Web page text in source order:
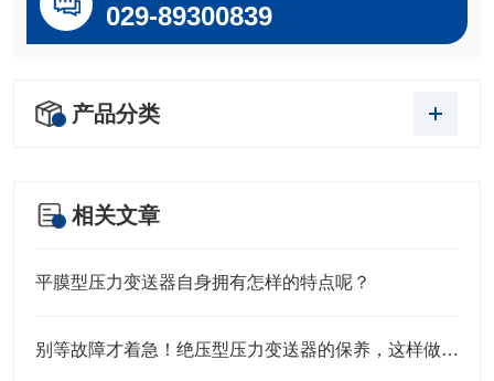
029-89300839
产品分类
相关文章
平膜型压力变送器自身拥有怎样的特点呢？
别等故障才着急！绝压型压力变送器的保养，这样做才靠谱